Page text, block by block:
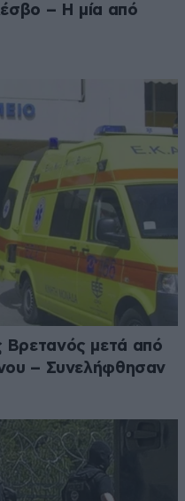
– Η μία από
Βρετανός μετά από
– Συνελήφθησαν